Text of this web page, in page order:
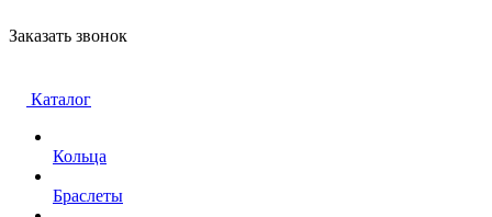
Заказать звонок
Каталог
Кольца
Браслеты